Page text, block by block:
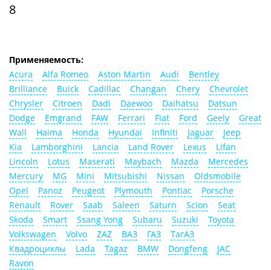
8
Применяемость:
Acura
Alfa Romeo Aston Martin Audi
Bentley
Brilliance
Buick Cadillac Changan Chery
Chevrolet
Chrysler
Citroen Dadi Daewoo Daihatsu
Datsun
Dodge
Emgrand FAW Ferrari Fiat Ford Geely
Great
Wall
Haima Honda Hyundai Infiniti Jaguar
Jeep
Kia
Lamborghini Lancia Land Rover Lexus
Lifan
Lincoln
Lotus Maserati Maybach Mazda
Mercedes
Mercury
MG Mini Mitsubishi Nissan
Oldsmobile
Opel
Panoz Peugeot Plymouth Pontiac
Porsche
Renault
Rover Saab Saleen Saturn Scion
Seat
Skoda
Smart Ssang Yong Subaru Suzuki
Toyota
Volkswagen
Volvo ZAZ ВАЗ ГАЗ
ТагАЗ
Квадроциклы
Lada Tagaz BMW Dongfeng
JAC
Ravon